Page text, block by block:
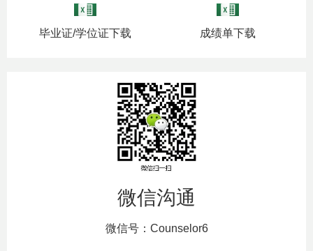
毕业证/学位证下载 成绩单下载
微信沟通
微信号：Counselor6